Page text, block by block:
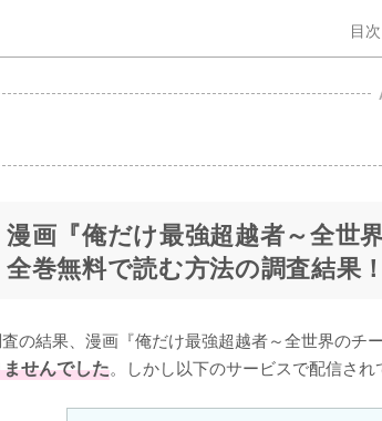
目
漫画『俺だけ最強超越者～全世
全巻無料で読む方法の調査結果！
の結果、漫画『俺だけ最強超越者～全世界のチ
せんでした。しかし以下のサービスで配信され